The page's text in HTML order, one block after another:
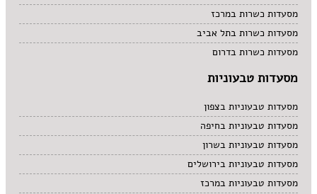
מסעדות כשרות במרכז
מסעדות כשרות בתל אביב
מסעדות כשרות בדרום
מסעדות טבעוניות
מסעדות טבעוניות בצפון
מסעדות טבעוניות בחיפה
מסעדות טבעוניות בשרון
מסעדות טבעוניות בירושלים
מסעדות טבעוניות במרכז